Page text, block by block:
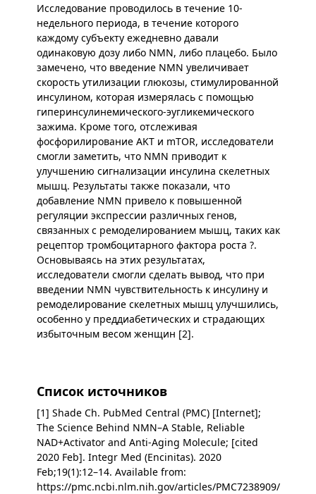
Исследование проводилось в течение 10-
недельного периода, в течение которого
каждому субъекту ежедневно давали
одинаковую дозу либо NMN, либо плацебо. Было
замечено, что введение NMN увеличивает
скорость утилизации глюкозы, стимулированной
инсулином, которая измерялась с помощью
гиперинсулинемического-эугликемического
зажима. Кроме того, отслеживая
фосфорилирование AKT и mTOR, исследователи
смогли заметить, что NMN приводит к
улучшению сигнализации инсулина скелетных
мышц. Результаты также показали, что
добавление NMN привело к повышенной
регуляции экспрессии различных генов,
связанных с ремоделированием мышц, таких как
рецептор тромбоцитарного фактора роста ?.
Основываясь на этих результатах,
исследователи смогли сделать вывод, что при
введении NMN чувствительность к инсулину и
ремоделирование скелетных мышц улучшились,
особенно у преддиабетических и страдающих
избыточным весом женщин [2].
Список источников
[1] Shade Ch. PubMed Central (PMC) [Internet];
The Science Behind NMN–A Stable, Reliable
NAD+Activator and Anti-Aging Molecule; [cited
2020 Feb]. Integr Med (Encinitas). 2020
Feb;19(1):12–14. Available from:
https://pmc.ncbi.nlm.nih.gov/articles/PMC7238909/